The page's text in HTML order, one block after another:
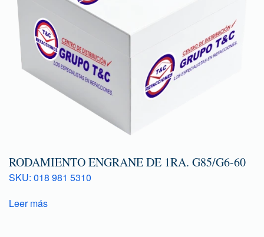
RODAMIENTO ENGRANE DE 1RA. G85/G6-60
SKU: 018 981 5310
Leer más